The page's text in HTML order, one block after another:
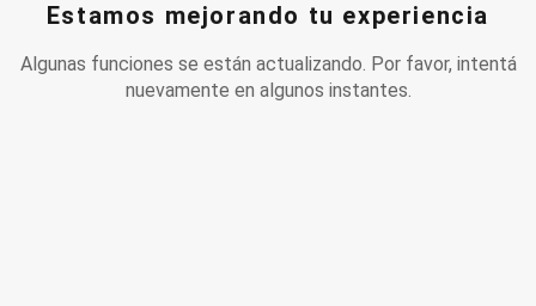
Estamos mejorando tu experiencia
Algunas funciones se están actualizando. Por favor, intentá
nuevamente en algunos instantes.